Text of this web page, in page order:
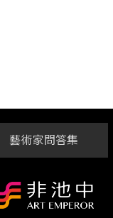
藝術家問答集